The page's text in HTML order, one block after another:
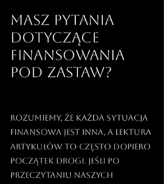
Masz pytania
dotyczące
finansowania
pod zastaw?
Rozumiemy, że każda sytuacja
finansowa jest inna, a lektura
artykułów to często dopiero
początek drogi. Jeśli po
przeczytaniu naszych